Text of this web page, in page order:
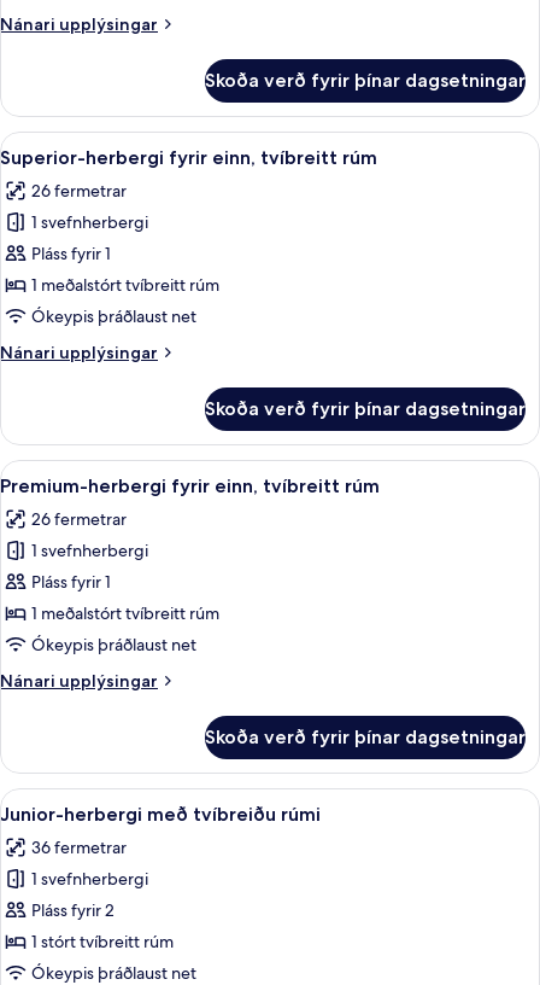
tvíbreitt
Nánari upplýsingar
Nánari
herbergi
fyrir
einn,
tvíbreitt
rúm
Skoða verð fyrir þínar dagsetningar
Skoða
allar
myndir
fyrir
Superior-
herbergi
fyrir
tvíbreitt
Rúmföt af bestu gerð, míníbar,
5
Superior-herbergi fyrir einn, tvíbreitt rúm
26 fermetrar
1 svefnherbergi
Pláss fyrir 1
1 meðalstórt tvíbreitt rúm
Ókeypis þráðlaust net
Nánari upplýsingar
Nánari
herbergi
fyrir
einn,
rúm
Skoða verð fyrir þínar dagsetningar
Skoða
allar
myndir
fyrir
Premium-
herbergi
fyrir
tvíbreitt
Rúmföt af bestu gerð, míníbar,
4
Premium-herbergi fyrir einn, tvíbreitt rúm
26 fermetrar
1 svefnherbergi
Pláss fyrir 1
1 meðalstórt tvíbreitt rúm
Ókeypis þráðlaust net
Nánari upplýsingar
Nánari
herbergi
fyrir
einn,
rúm
Skoða verð fyrir þínar dagsetningar
Skoða
allar
myndir
fyrir
Junior-
herbergi
með
Rúmföt af bestu gerð, míníbar,
5
Junior-herbergi með tvíbreiðu rúmi
36 fermetrar
1 svefnherbergi
Pláss fyrir 2
1 stórt tvíbreitt rúm
Ókeypis þráðlaust net